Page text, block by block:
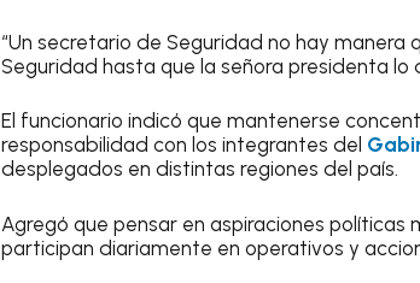
“Un secretario de Seguridad no hay
Seguridad hasta que la señora presidenta lo
El funcionario indicó que mantenerse
responsabilidad con los integrantes del
desplegados en distintas regiones del país.
Agregó que pensar en aspiraciones
participan diariamente en operativos y